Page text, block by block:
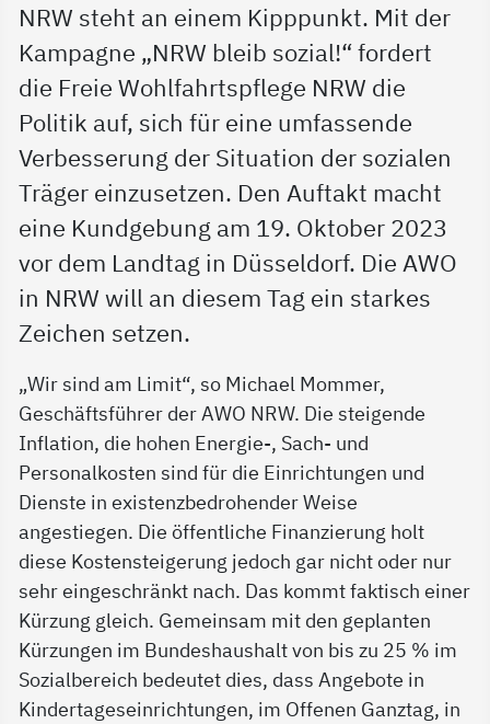
NRW steht an einem Kipppunkt. Mit der
Kampagne „NRW bleib sozial!“ fordert
die Freie Wohlfahrtspflege NRW die
Politik auf, sich für eine umfassende
Verbesserung der Situation der sozialen
Träger einzusetzen. Den Auftakt macht
eine Kundgebung am 19. Oktober 2023
vor dem Landtag in Düsseldorf. Die AWO
in NRW will an diesem Tag ein starkes
Zeichen setzen.
„Wir sind am Limit“, so Michael Mommer,
Geschäftsführer der AWO NRW. Die steigende
Inflation, die hohen Energie-, Sach- und
Personalkosten sind für die Einrichtungen und
Dienste in existenzbedrohender Weise
angestiegen. Die öffentliche Finanzierung holt
diese Kostensteigerung jedoch gar nicht oder nur
sehr eingeschränkt nach. Das kommt faktisch einer
Kürzung gleich. Gemeinsam mit den geplanten
Kürzungen im Bundeshaushalt von bis zu 25 % im
Sozialbereich bedeutet dies, dass Angebote in
Kindertageseinrichtungen, im Offenen Ganztag, in